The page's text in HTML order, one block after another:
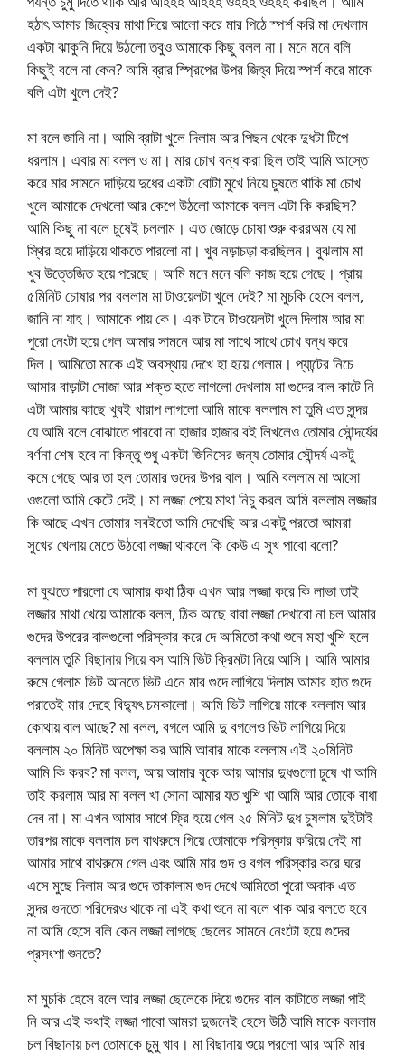
হঠাৎ আমার জিহ্বের মাথা দিয়ে আলো করে মার পিঠে স্পর্শ করি মা দেখলাম
একটা ঝাকুনি দিয়ে উঠলো তবুও আমাকে কিছু বলল না। মনে মনে বলি
কিছুই বলে না কেন? আমি ব্রার স্প্রিপের উপর জিহ্ব দিয়ে স্পর্শ করে মাকে
বলি এটা খুলে দেই?
মা বলে জানি না। আমি ব্রাটা খুলে দিলাম আর পিছন থেকে দুধটা টিপে
ধরলাম। এবার মা বলল ও মা। মার চোখ বন্ধ করা ছিল তাই আমি আস্তে
করে মার সামনে দাড়িয়ে দুধের একটা বোটা মুখে নিয়ে চুষতে থাকি মা চোখ
খুলে আমাকে দেখলো আর কেপে উঠলো আমাকে বলল এটা কি করছিস?
আমি কিছু না বলে চুষেই চললাম। এত জোড়ে চোষা শুরু কররঅম যে মা
স্থির হয়ে দাড়িয়ে থাকতে পারলো না। খুব নড়াচড়া করছিলন। বুঝলাম মা
খুব উত্তেজিত হয়ে পরেছে। আমি মনে মনে বলি কাজ হয়ে গেছে। প্রায়
৫মিনিট চোষার পর বললাম মা টাওয়েলটা খুলে দেই? মা মুচকি হেসে বলল,
জানি না যাহ। আমাকে পায় কে। এক টানে টাওয়েলটা খুলে দিলাম আর মা
পুরো নেংটা হয়ে গেল আমার সামনে আর মা সাথে সাথে চোখ বন্ধ করে
দিল। আমিতো মাকে এই অবস্থায় দেখে হা হয়ে গেলাম। প্যান্টের নিচে
আমার বাড়াটা সোজা আর শক্ত হতে লাগলো দেখলাম মা গুদের বাল কাটে নি
এটা আমার কাছে খুবই খারাপ লাগলো আমি মাকে বললাম মা তুমি এত সুন্দর
যে আমি বলে বোঝাতে পারবো না হাজার হাজার বই লিখলেও তোমার সৌন্দর্যের
বর্ণনা শেষ হবে না কিন্তু শুধু একটা জিনিসের জন্য তোমার সৌন্দর্য একটু
কমে গেছে আর তা হল তোমার গুদের উপর বাল। আমি বললাম মা আসো
ওগুলো আমি কেটে দেই। মা লজ্জা পেয়ে মাথা নিচু করল আমি বললাম লজ্জার
কি আছে এখন তোমার সবইতো আমি দেখেছি আর একটু পরতো আমরা
সুখের খেলায় মেতে উঠবো লজ্জা থাকলে কি কেউ এ সুখ পাবো বলো?
মা বুঝতে পারলো যে আমার কথা ঠিক এখন আর লজ্জা করে কি লাভা তাই
লজ্জার মাথা খেয়ে আমাকে বলল, ঠিক আছে বাবা লজ্জা দেখাবো না চল আমার
গুদের উপরের বালগুলো পরিস্কার করে দে আমিতো কথা শুনে মহা খুশি হলে
বললাম তুমি বিছানায় গিয়ে বস আমি ভিট ক্রিমটা নিয়ে আসি। আমি আমার
রুমে গেলাম ভিট আনতে ভিট এনে মার গুদে লাগিয়ে দিলাম আমার হাত গুদে
পরাতেই মার দেহে বিদ্যুৎ চমকালো। আমি ভিট লাগিয়ে মাকে বললাম আর
কোথায় বাল আছে? মা বলল, বগলে আমি দু বগলেও ভিট লাগিয়ে দিয়ে
বললাম ২০ মিনিট অপেক্ষা কর আমি আবার মাকে বললাম এই ২০মিনিট
আমি কি করব? মা বলল, আয় আমার বুকে আয় আমার দুধগুলো চুষে খা আমি
তাই করলাম আর মা বলল খা সোনা আমার যত খুশি খা আমি আর তোকে বাধা
দেব না। মা এখন আমার সাথে ফ্রি হয়ে গেল ২৫ মিনিট দুধ চুষলাম দুইটাই
তারপর মাকে বললাম চল বাথরুমে গিয়ে তোমাকে পরিস্কার করিয়ে দেই মা
আমার সাথে বাথরুমে গেল এবং আমি মার গুদ ও বগল পরিস্কার করে ঘরে
এসে মুছে দিলাম আর গুদে তাকালাম গুদ দেখে আমিতো পুরো অবাক এত
সুন্দর গুদতো পরিদেরও থাকে না এই কথা শুনে মা বলে থাক আর বলতে হবে
না আমি হেসে বলি কেন লজ্জা লাগছে ছেলের সামনে নেংটো হয়ে গুদের
প্রসংশা শুনতে?
মা মুচকি হেসে বলে আর লজ্জা ছেলেকে দিয়ে গুদের বাল কাটাতে লজ্জা পাই
নি আর এই কথাই লজ্জা পাবো আমরা দুজনেই হেসে উঠি আমি মাকে বললাম
চল বিছানায় চল তোমাকে চুমু খাব। মা বিছানায় শুয়ে পরলো আর আমি মার